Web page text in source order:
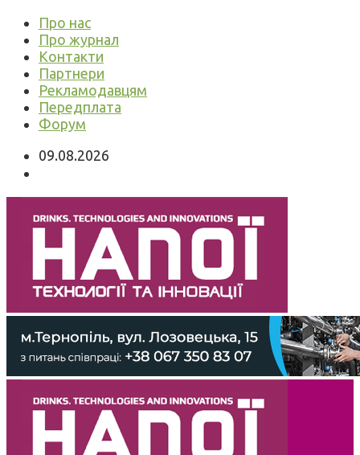
Про нас
Про журнал
Контакти
Партнери
Рекламодавцям
Передплата
Форум
09.08.2026